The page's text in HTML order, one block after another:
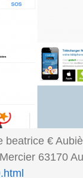
beatrice €
63170